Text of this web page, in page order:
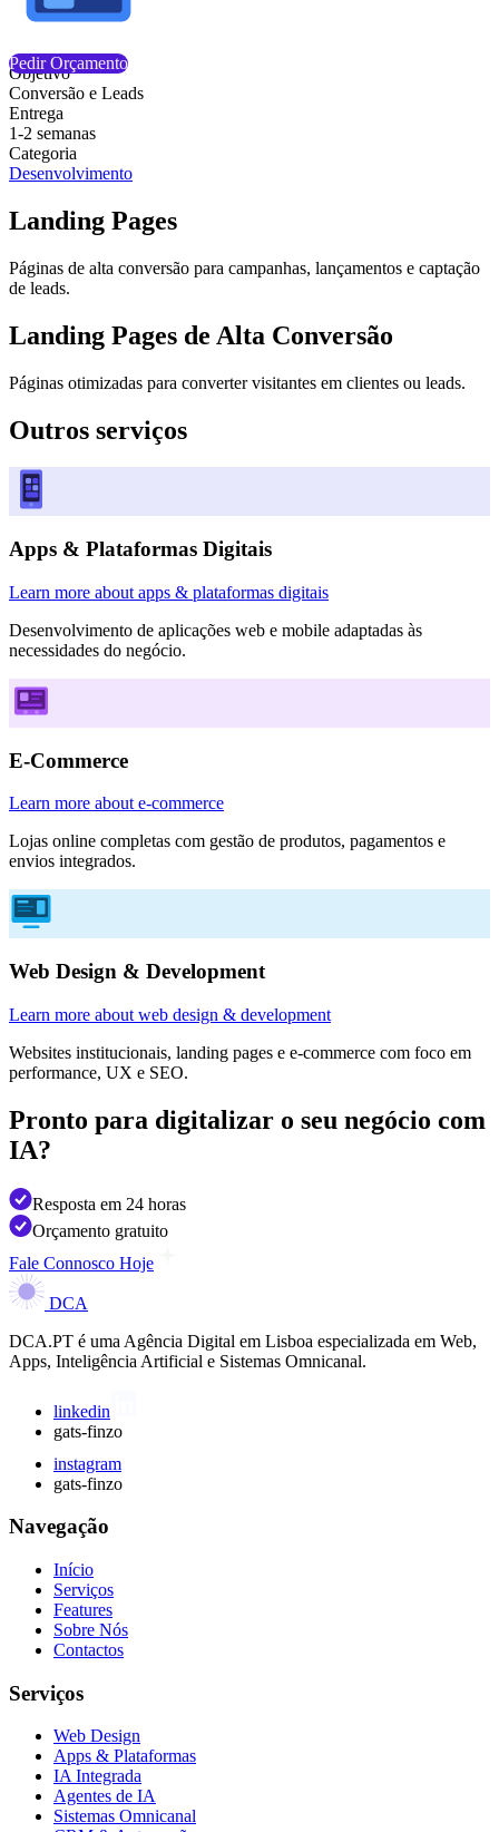
Pedir Orçamento
Objetivo
Conversão e Leads
Entrega
1-2 semanas
Categoria
Desenvolvimento
Landing Pages
Páginas de alta conversão para campanhas, lançamentos e captação
de leads.
Landing Pages de Alta Conversão
Páginas otimizadas para converter visitantes em clientes ou leads.
Outros serviços
Apps & Plataformas Digitais
Learn more about apps & plataformas digitais
Desenvolvimento de aplicações web e mobile adaptadas às
necessidades do negócio.
E-Commerce
Learn more about e-commerce
Lojas online completas com gestão de produtos, pagamentos e
envios integrados.
Web Design & Development
Learn more about web design & development
Websites institucionais, landing pages e e-commerce com foco em
performance, UX e SEO.
Pronto para digitalizar o seu negócio com
IA?
Resposta em 24 horas
Orçamento gratuito
Fale Connosco Hoje
DCA
DCA.PT é uma Agência Digital em Lisboa especializada em Web,
Apps, Inteligência Artificial e Sistemas Omnicanal.
linkedin
gats-finzo
instagram
gats-finzo
Navegação
Início
Serviços
Features
Sobre Nós
Contactos
Serviços
Web Design
Apps & Plataformas
IA Integrada
Agentes de IA
Sistemas Omnicanal